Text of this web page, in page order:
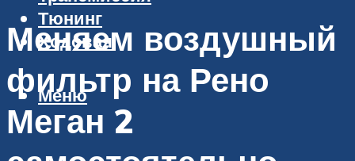
Тюнинг
Ходовая
Меню
Меняем воздушный
фильтр на Рено
Меган 2